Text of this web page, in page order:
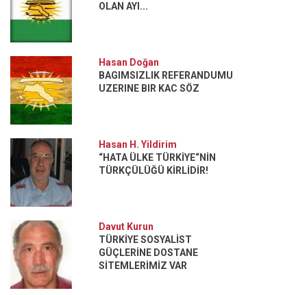
OLAN AYI...
Hasan Doğan
BAGIMSIZLIK REFERANDUMU
UZERINE BIR KAC SÖZ
Hasan H. Yildirim
“HATA ÜLKE TÜRKİYE“NİN
TÜRKÇÜLÜĞÜ KİRLİDİR!
Davut Kurun
TÜRKİYE SOSYALİST
GÜÇLERİNE DOSTANE
SİTEMLERİMİZ VAR